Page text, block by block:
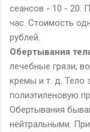
сеансов - 10 - 20.
час. Стоимость
рублей.
Обертывания
лечебные грязи,
кремы и т. д. Тело
полиэтиленовую
Обертывания
нейтральными.